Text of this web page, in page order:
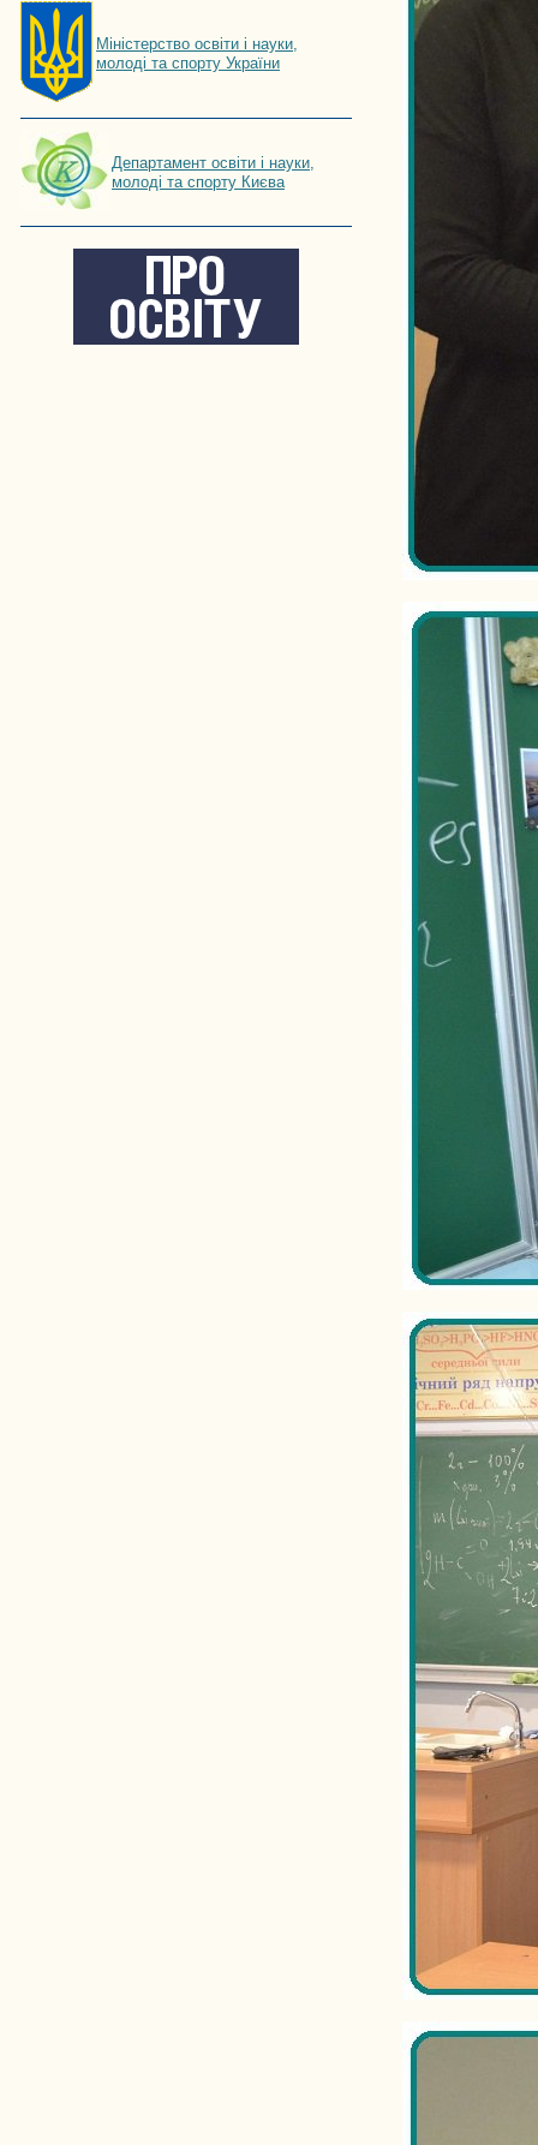
Мiнiстерство освiти і науки,
молоді та спорту України
Департамент освіти і науки,
молоді та спорту Києва